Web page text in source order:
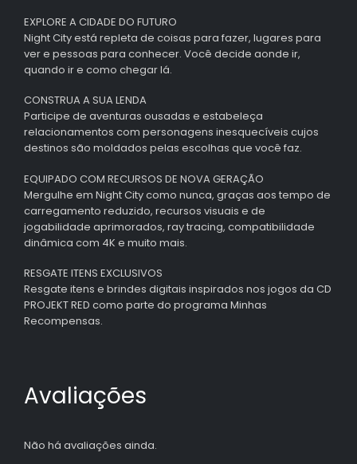
EXPLORE A CIDADE DO FUTURO
Night City está repleta de coisas para fazer, lugares para
ver e pessoas para conhecer. Você decide aonde ir,
quando ir e como chegar lá.
CONSTRUA A SUA LENDA
Participe de aventuras ousadas e estabeleça
relacionamentos com personagens inesquecíveis cujos
destinos são moldados pelas escolhas que você faz.
EQUIPADO COM RECURSOS DE NOVA GERAÇÃO
Mergulhe em Night City como nunca, graças aos tempo de
carregamento reduzido, recursos visuais e de
jogabilidade aprimorados, ray tracing, compatibilidade
dinâmica com 4K e muito mais.
RESGATE ITENS EXCLUSIVOS
Resgate itens e brindes digitais inspirados nos jogos da CD
PROJEKT RED como parte do programa Minhas
Recompensas.
Avaliações
Não há avaliações ainda.